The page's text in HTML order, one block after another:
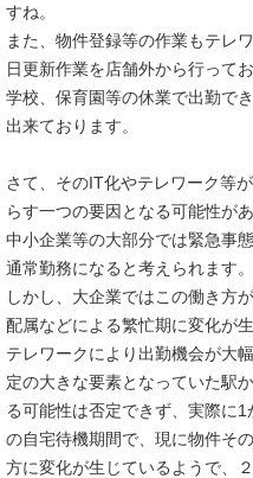
すね。
また、物件登録等の作業もテレ
日更新作業を店舗外から行って
学校、保育園等の休業で出勤で
出来ております。
さて、そのIT化やテレワーク等
らす一つの要因となる可能性があ
中小企業等の大部分では緊急事
通常勤務になると考えられます。
しかし、大企業ではこの働き方
配属などによる繁忙期に変化が
テレワークにより出勤機会が大
定の大きな要素となっていた駅
る可能性は否定できず、実際に
の自宅待機期間で、現に物件そ
方に変化が生じているようで、